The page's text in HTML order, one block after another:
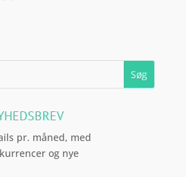
pr. måned, med
og nye